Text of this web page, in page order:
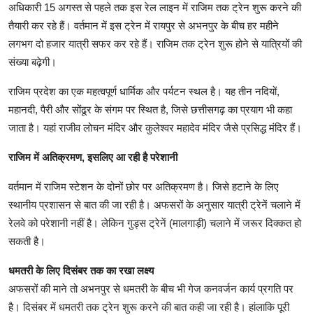
अधिकारी 15 अगस्त से पहले तक इस रेल लाइन में राजिम तक ट्रेन शुरू करने की
तैयारी कर रहे हैं। वर्तमान में इस ट्रेन में रायपुर से अभनपुर के बीच हर महीने
लगभग दो हजार यात्री सफर कर रहे हैं। राजिम तक ट्रेन शुरू होने से यात्रियों की
संख्या बढ़ेगी।
राजिम प्रदेश का एक महत्वपूर्ण धार्मिक और पर्यटन स्थल है। यह तीन नदियों,
महानदी, पैरी और सोंढूर के संगम पर स्थित है, जिसे छत्तीसगढ़ का प्रयाग भी कहा
जाता है। यहां राजीव लोचन मंदिर और कुलेश्वर महादेव मंदिर जैसे प्रसिद्ध मंदिर हैं।
राजिम में अतिक्रमण, इसलिए आ रही है परेशानी
वर्तमान में राजिम स्टेशन के दोनों छोर पर अतिक्रमण है। जिसे हटाने के लिए
स्थानीय प्रशासन से बात की जा रही है। अफसरों के अनुसार यात्री ट्रेनें चलाने में
रेलवे को परेशानी नहीं है। लेकिन गुड्स ट्रेनें (मालगाड़ी) चलाने में जरूर दिक्कत हो
सकती है।
धमतरी के लिए दिसंबर तक का रखा लक्ष्य
अफसरों की माने तो अभनपुर से धमतरी के बीच भी गेज कनवर्जन कार्य प्रगति पर
है। दिसंबर में धमतरी तक ट्रेन शुरू करने की बात कही जा रही है। हांलाकि पूरी